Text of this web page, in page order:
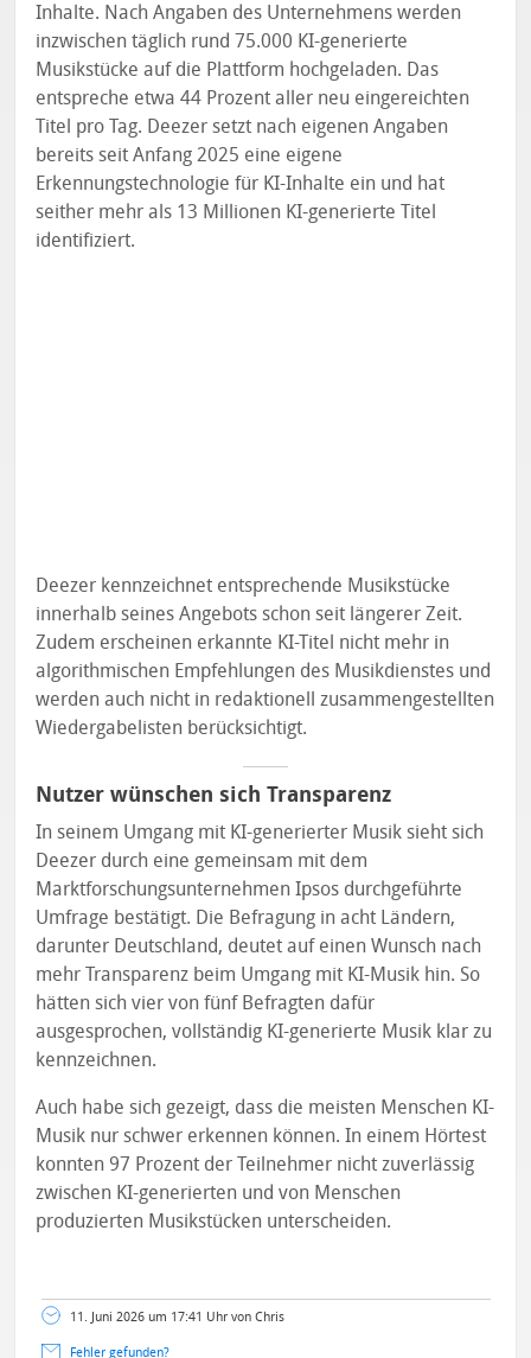
Inhalte. Nach Angaben des Unternehmens werden
inzwischen täglich rund 75.000 KI-generierte
Musikstücke auf die Plattform hochgeladen. Das
entspreche etwa 44 Prozent aller neu eingereichten
Titel pro Tag. Deezer setzt nach eigenen Angaben
bereits seit Anfang 2025 eine eigene
Erkennungstechnologie für KI-Inhalte ein und hat
seither mehr als 13 Millionen KI-generierte Titel
identifiziert.
Deezer kennzeichnet entsprechende Musikstücke
innerhalb seines Angebots schon seit längerer Zeit.
Zudem erscheinen erkannte KI-Titel nicht mehr in
algorithmischen Empfehlungen des Musikdienstes und
werden auch nicht in redaktionell zusammengestellten
Wiedergabelisten berücksichtigt.
Nutzer wünschen sich Transparenz
In seinem Umgang mit KI-generierter Musik sieht sich
Deezer durch eine gemeinsam mit dem
Marktforschungsunternehmen Ipsos durchgeführte
Umfrage bestätigt. Die Befragung in acht Ländern,
darunter Deutschland, deutet auf einen Wunsch nach
mehr Transparenz beim Umgang mit KI-Musik hin. So
hätten sich vier von fünf Befragten dafür
ausgesprochen, vollständig KI-generierte Musik klar zu
kennzeichnen.
Auch habe sich gezeigt, dass die meisten Menschen KI-
Musik nur schwer erkennen können. In einem Hörtest
konnten 97 Prozent der Teilnehmer nicht zuverlässig
zwischen KI-generierten und von Menschen
produzierten Musikstücken unterscheiden.
11. Juni 2026 um 17:41 Uhr von Chris
Fehler gefunden?